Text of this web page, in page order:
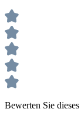
Bewerten Sie